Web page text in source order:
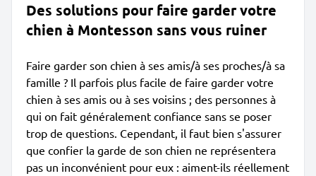
Des solutions pour faire garder votre
chien à Montesson sans vous ruiner
Faire garder son chien à ses amis/à ses proches/à sa
famille ? Il parfois plus facile de faire garder votre
chien à ses amis ou à ses voisins ; des personnes à
qui on fait généralement confiance sans se poser
trop de questions. Cependant, il faut bien s'assurer
que confier la garde de son chien ne représentera
pas un inconvénient pour eux : aiment-ils réellement